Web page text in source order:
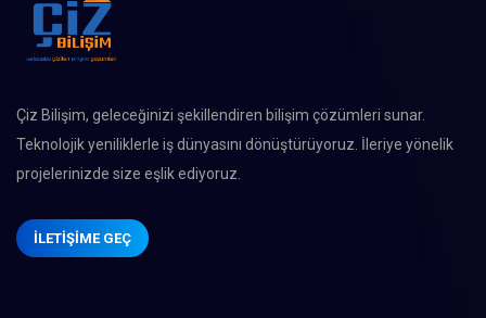
Çiz Bilişim, geleceğinizi şekillendiren bilişim çözümleri sunar.
Teknolojik yeniliklerle iş dünyasını dönüştürüyoruz. İleriye yönelik
projelerinizde size eşlik ediyoruz.
İLETIŞIME GEÇ